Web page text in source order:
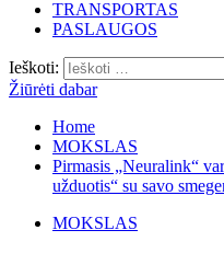
TRANSPORTAS
PASLAUGOS
Ieškoti:
Žiūrėti dabar
Home
MOKSLAS
Pirmasis „Neuralink“
užduotis“ su savo
MOKSLAS